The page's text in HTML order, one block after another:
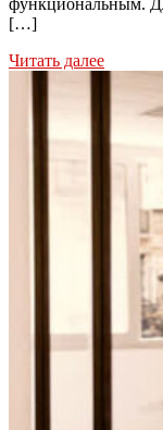
функциональным.
[…]
Читать далее